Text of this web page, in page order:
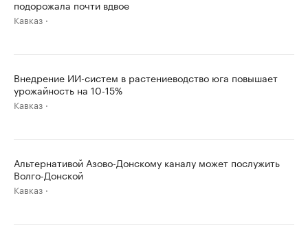
подорожала почти вдвое
Кавказ
Внедрение ИИ-систем в растениеводство юга повышает
урожайность на 10-15%
Кавказ
Альтернативой Азово-Донскому каналу может послужить
Волго-Донской
Кавказ